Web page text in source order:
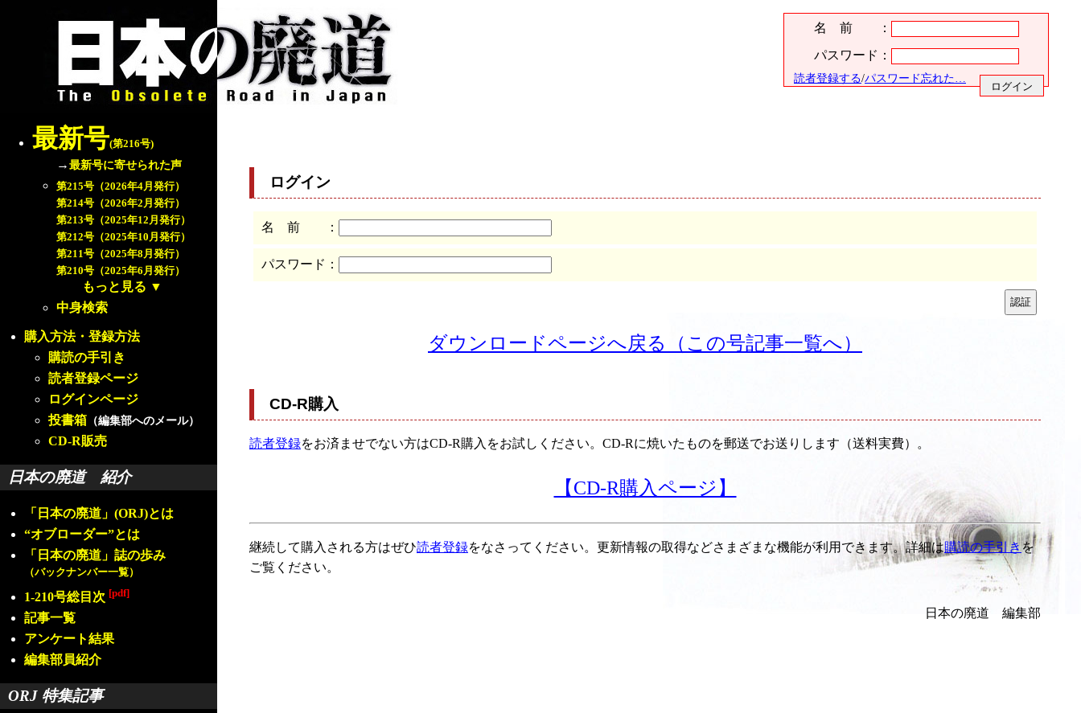
名 前 ：
パスワード：
読者登録する/パスワード忘れた…
最新号(第216号)
→最新号に寄せられた声
第215号（2026年4月発行）
第214号（2026年2月発行）
第213号（2025年12月発行）
第212号（2025年10月発行）
第211号（2025年8月発行）
第210号（2025年6月発行）
もっと見る ▼
中身検索
購入方法・登録方法
購読の手引き
読者登録ページ
ログインページ
投書箱 （編集部へのメール）
CD-R販売
日本の廃道 紹介
「日本の廃道」(ORJ)とは
“オブローダー”とは
「日本の廃道」誌の歩み
（バックナンバー一覧）
1-210号総目次 [pdf]
記事一覧
アンケート結果
編集部員紹介
ORJ 特集記事
ログイン
名 前 ：
パスワード：
ダウンロードページへ戻る（この号記事一覧へ）
CD-R購入
読者登録をお済ませでない方はCD-R購入をお試しください。CD-Rに焼いたものを郵送でお送りします（送料実費）。
【CD-R購入ページ】
継続して購入される方はぜひ読者登録をなさってください。更新情報の取得などさまざまな機能が利用できます。詳細は購読の手引きを
ご覧ください。
日本の廃道 編集部